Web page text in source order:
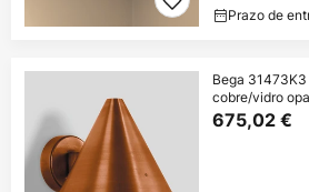
Prazo de
Bega
cobre/vidro
675,02 €